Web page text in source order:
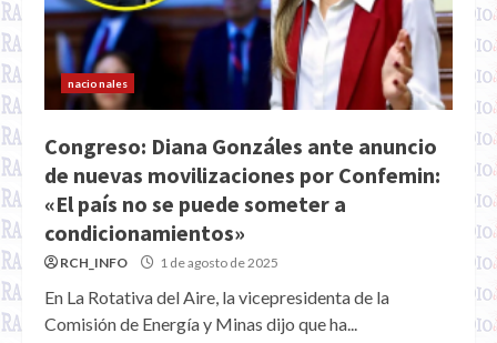
nacionales
Congreso: Diana Gonzáles ante anuncio
de nuevas movilizaciones por Confemin:
«El país no se puede someter a
condicionamientos»
RCH_INFO 1 de agosto de 2025
En La Rotativa del Aire, la vicepresidenta de la
Comisión de Energía y Minas dijo que ha...